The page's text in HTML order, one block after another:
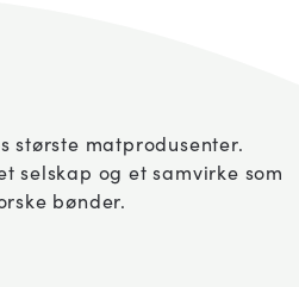
største matprodusenter.
selskap og et samvirke som
bønder.